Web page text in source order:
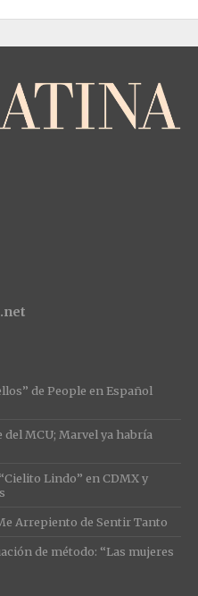
de People en Español
MCU; Marvel ya habría
Lindo” en CDMX y
Arrepiento de Sentir Tanto
de método: “Las mujeres